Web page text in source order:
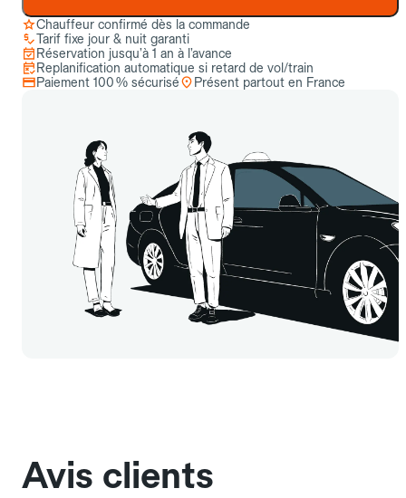
Chauffeur confirmé dès la commande
Tarif fixe jour & nuit garanti
Réservation jusqu’à 1 an à l’avance
Replanification automatique si retard de vol/train
Paiement 100 % sécurisé
Présent partout en France
Avis clients